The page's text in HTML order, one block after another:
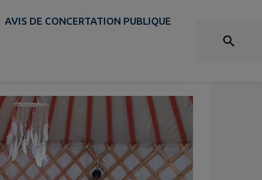
AVIS DE CONCERTATION PUBLIQUE